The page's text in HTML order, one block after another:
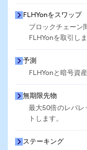
FLHYonをスワップ
ブロックチェーン
FLHYonを取引しま
予測
FLHYonと暗号資
無期限先物
最大50倍のレバレ
トします。
ステーキング